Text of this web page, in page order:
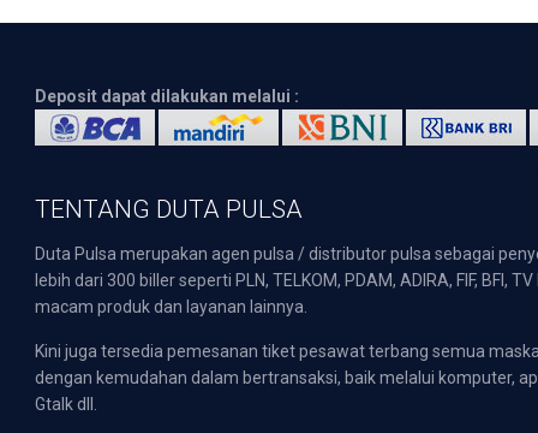
Deposit dapat dilakukan melalui :
TENTANG DUTA PULSA
Duta Pulsa merupakan agen pulsa / distributor pulsa sebagai
lebih dari 300 biller seperti PLN, TELKOM, PDAM, ADIRA, FIF,
macam produk dan layanan lainnya.
Kini juga tersedia pemesanan tiket pesawat terbang semua
dengan kemudahan dalam bertransaksi, baik melalui komputer,
Gtalk dll.